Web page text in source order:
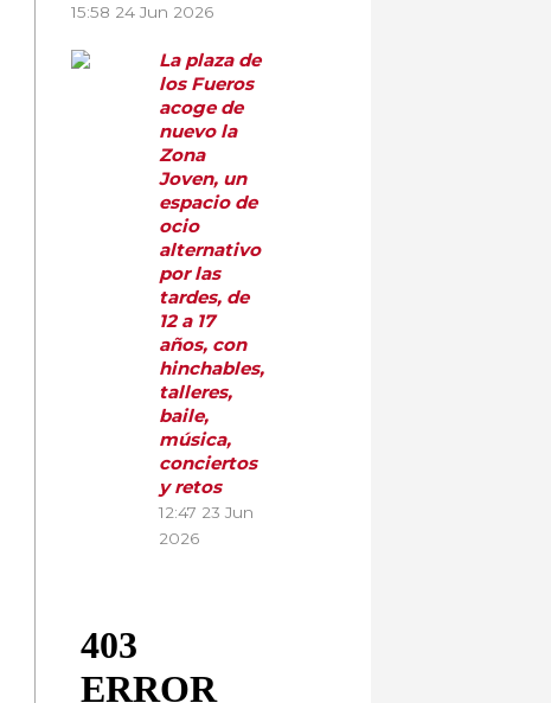
15:58 24 Jun 2026
La plaza de
los Fueros
acoge de
nuevo la
Zona
Joven, un
espacio de
ocio
alternativo
por las
tardes, de
12 a 17
años, con
hinchables,
talleres,
baile,
música,
conciertos
y retos
12:47 23 Jun
2026